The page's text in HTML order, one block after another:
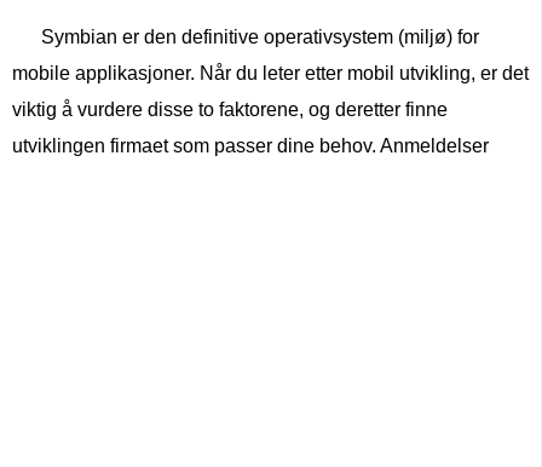
Symbian er den definitive operativsystem (miljø) for
mobile applikasjoner. Når du leter etter mobil utvikling, er det
viktig å vurdere disse to faktorene, og deretter finne
utviklingen firmaet som passer dine behov. Anmeldelser